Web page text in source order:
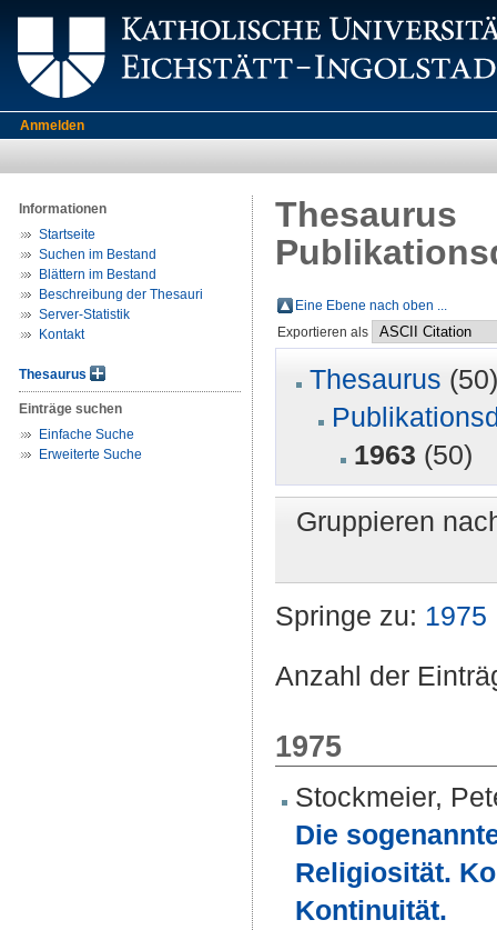
Anmelden
Informationen
Startseite
Suchen im Bestand
Blättern im Bestand
Beschreibung der Thesauri
Server-Statistik
Kontakt
Thesaurus
Einträge suchen
Einfache Suche
Erweiterte Suche
Thesaurus
Eine Ebene nach oben ...
Exportieren als
Thesaurus (50)
1963 (50)
Gruppieren
Springe zu: 1975
Anzahl der
1975
Stockmeier,
Die
Religiosität.
Kontinuität.